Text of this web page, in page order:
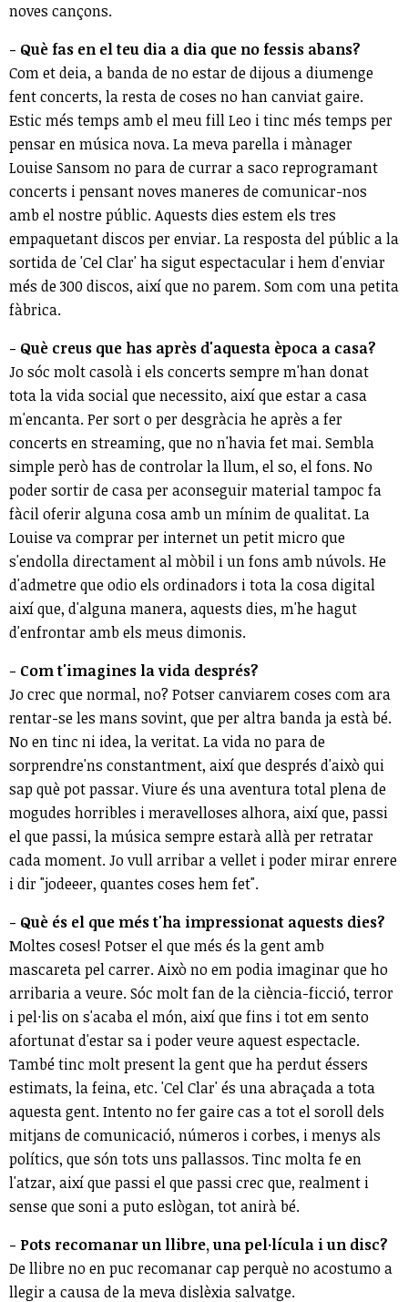
noves cançons.
- Què fas en el teu dia a dia que no fessis abans?
Com et deia, a banda de no estar de dijous a diumenge
fent concerts, la resta de coses no han canviat gaire.
Estic més temps amb el meu fill Leo i tinc més temps per
pensar en música nova. La meva parella i mànager
Louise Sansom no para de currar a saco reprogramant
concerts i pensant noves maneres de comunicar-nos
amb el nostre públic. Aquests dies estem els tres
empaquetant discos per enviar. La resposta del públic a la
sortida de 'Cel Clar' ha sigut espectacular i hem d'enviar
més de 300 discos, així que no parem. Som com una petita
fàbrica.
- Què creus que has après d'aquesta època a casa?
Jo sóc molt casolà i els concerts sempre m'han donat
tota la vida social que necessito, així que estar a casa
m'encanta. Per sort o per desgràcia he après a fer
concerts en streaming, que no n'havia fet mai. Sembla
simple però has de controlar la llum, el so, el fons. No
poder sortir de casa per aconseguir material tampoc fa
fàcil oferir alguna cosa amb un mínim de qualitat. La
Louise va comprar per internet un petit micro que
s'endolla directament al mòbil i un fons amb núvols. He
d'admetre que odio els ordinadors i tota la cosa digital
així que, d'alguna manera, aquests dies, m'he hagut
d'enfrontar amb els meus dimonis.
- Com t'imagines la vida després?
Jo crec que normal, no? Potser canviarem coses com ara
rentar-se les mans sovint, que per altra banda ja està bé.
No en tinc ni idea, la veritat. La vida no para de
sorprendre'ns constantment, així que després d'això qui
sap què pot passar. Viure és una aventura total plena de
mogudes horribles i meravelloses alhora, així que, passi
el que passi, la música sempre estarà allà per retratar
cada moment. Jo vull arribar a vellet i poder mirar enrere
i dir "jodeeer, quantes coses hem fet".
- Què és el que més t'ha impressionat aquests dies?
Moltes coses! Potser el que més és la gent amb
mascareta pel carrer. Això no em podia imaginar que ho
arribaria a veure. Sóc molt fan de la ciència-ficció, terror
i pel·lis on s'acaba el món, així que fins i tot em sento
afortunat d'estar sa i poder veure aquest espectacle.
També tinc molt present la gent que ha perdut éssers
estimats, la feina, etc. 'Cel Clar' és una abraçada a tota
aquesta gent. Intento no fer gaire cas a tot el soroll dels
mitjans de comunicació, números i corbes, i menys als
polítics, que són tots uns pallassos. Tinc molta fe en
l'atzar, així que passi el que passi crec que, realment i
sense que soni a puto eslògan, tot anirà bé.
- Pots recomanar un llibre, una pel·lícula i un disc?
De llibre no en puc recomanar cap perquè no acostumo a
llegir a causa de la meva dislèxia salvatge.